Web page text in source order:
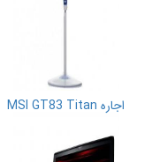
اجاره MSI GT83 Titan